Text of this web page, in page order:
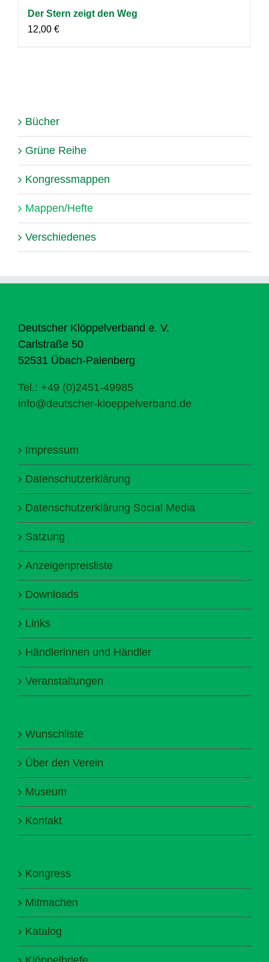
Der Stern zeigt den Weg
12,00 €
Bücher
Grüne Reihe
Kongressmappen
Mappen/Hefte
Verschiedenes
Deutscher Klöppelverband e. V.
Carlstraße 50
52531 Übach-Palenberg
Tel.: +49 (0)2451-49985
info@deutscher-kloeppelverband.de
Impressum
Datenschutzerklärung
Datenschutzerklärung Social Media
Satzung
Anzeigenpreisliste
Downloads
Links
Händlerinnen und Händler
Veranstaltungen
Wunschliste
Über den Verein
Museum
Kontakt
Kongress
Mitmachen
Katalog